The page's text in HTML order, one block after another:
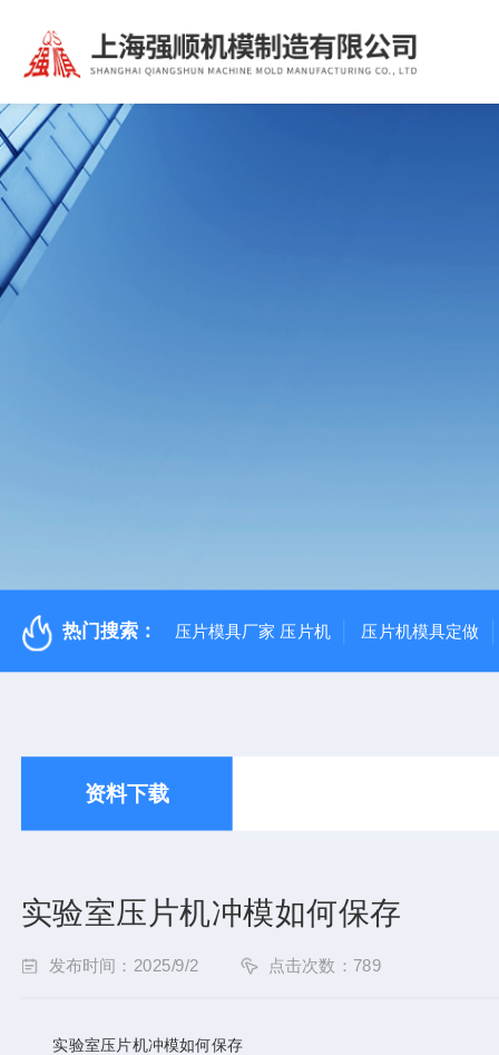
热门搜索： 压片模具厂家 压片机 压片机模具定做
资料下载
实验室压片机冲模如何保存
发布时间：2025/9/2 点击次数：789
实验室压片机冲模如何保存